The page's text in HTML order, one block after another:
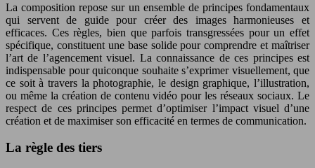
La composition repose sur un ensemble de principes fondamentaux
qui servent de guide pour créer des images harmonieuses et
efficaces. Ces règles, bien que parfois transgressées pour un effet
spécifique, constituent une base solide pour comprendre et maîtriser
l’art de l’agencement visuel. La connaissance de ces principes est
indispensable pour quiconque souhaite s’exprimer visuellement, que
ce soit à travers la photographie, le design graphique, l’illustration,
ou même la création de contenu vidéo pour les réseaux sociaux. Le
respect de ces principes permet d’optimiser l’impact visuel d’une
création et de maximiser son efficacité en termes de communication.
La règle des tiers